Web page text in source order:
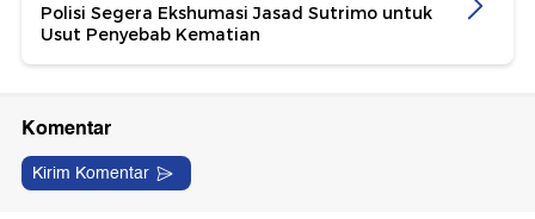
Polisi Segera Ekshumasi Jasad Sutrimo untuk
Usut Penyebab Kematian